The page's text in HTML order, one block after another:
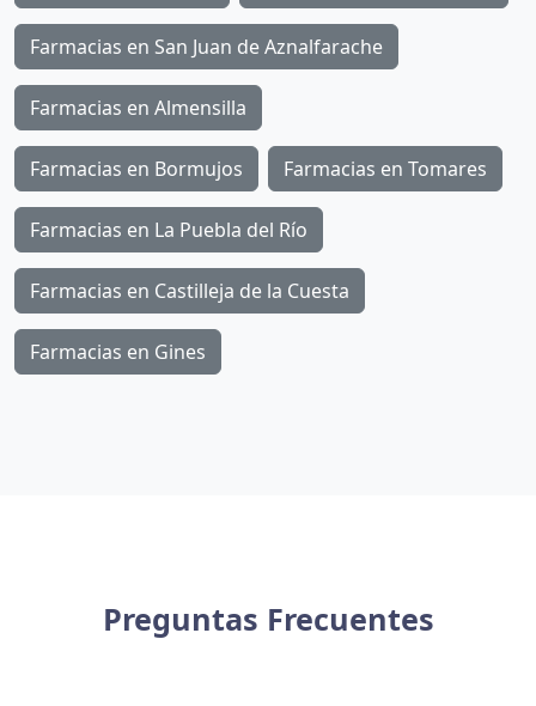
Farmacias en San Juan de Aznalfarache
Farmacias en Almensilla
Farmacias en Bormujos Farmacias en Tomares
Farmacias en La Puebla del Río
Farmacias en Castilleja de la Cuesta
Farmacias en Gines
Preguntas Frecuentes